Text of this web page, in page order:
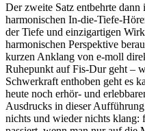
Der zweite Satz entbehrte
harmonischen In-die-Tiefe-
der Tiefe und einzigartigen
harmonischen Perspektive
kurzen Anklang von e-moll
Ruhepunkt auf Fis-Dur geht –
Schwerkraft enthoben geht es
heute noch erhör- und
Ausdrucks in dieser
nichts und wieder nichts klang: